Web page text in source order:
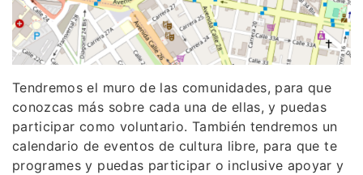
Tendremos el muro de las comunidades, para que
conozcas más sobre cada una de ellas, y puedas
participar como voluntario. También tendremos un
calendario de eventos de cultura libre, para que te
programes y puedas participar o inclusive apoyar y